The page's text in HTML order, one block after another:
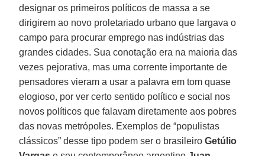
designar os primeiros políticos de massa a se
dirigirem ao novo proletariado urbano que largava o
campo para procurar emprego nas indústrias das
grandes cidades. Sua conotação era na maioria das
vezes pejorativa, mas uma corrente importante de
pensadores vieram a usar a palavra em tom quase
elogioso, por ver certo sentido político e social nos
novos políticos que falavam diretamente aos pobres
das novas metrópoles. Exemplos de “populistas
clássicos” desse tipo podem ser o brasileiroGetúlio